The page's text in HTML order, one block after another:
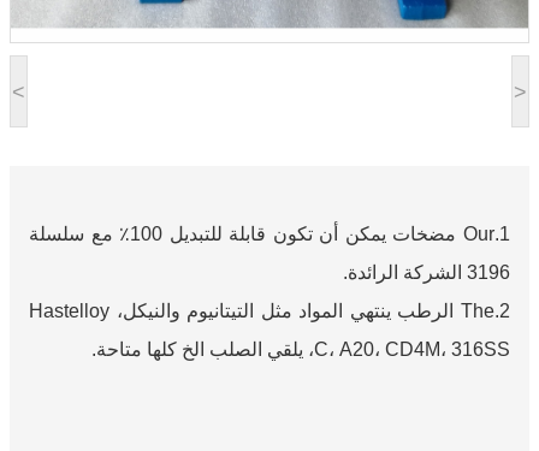
< >
1.Our مضخات يمكن أن تكون قابلة للتبديل 100٪ مع سلسلة
3196 الشركة الرائدة.
2.The الرطب ينتهي المواد مثل التيتانيوم والنيكل، Hastelloy
C، A20، CD4M، 316SS، يلقي الصلب الخ كلها متاحة.